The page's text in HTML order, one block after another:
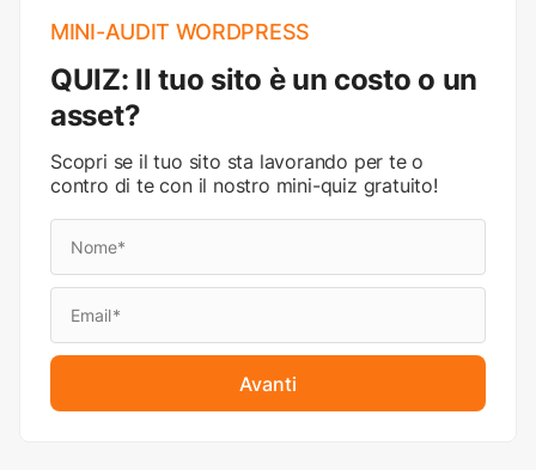
MINI-AUDIT WORDPRESS
QUIZ: Il tuo sito è un costo o un
asset?
Scopri se il tuo sito sta lavorando per te o
contro di te con il nostro mini-quiz gratuito!
Avanti